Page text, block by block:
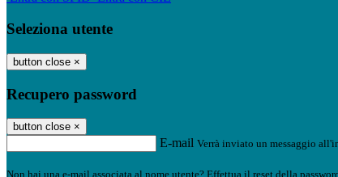
Seleziona utente
button close ×
Recupero password
button close ×
E-mail Verrà inviato un messaggio
Non hai una e-mail associata al nome utente? Effettua il reset della